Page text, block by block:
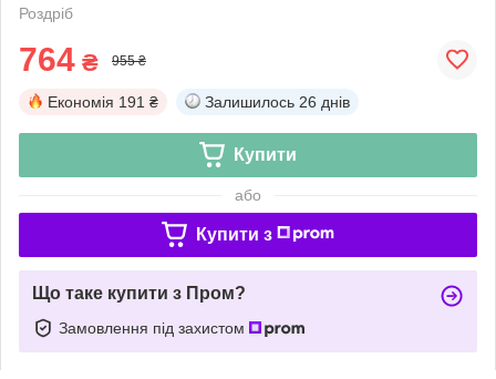
Роздріб
764 ₴ 955 ₴
Економія 191 ₴ Залишилось 26 днів
Купити
або
Купити з
Що таке купити з Пром?
Замовлення під захистом